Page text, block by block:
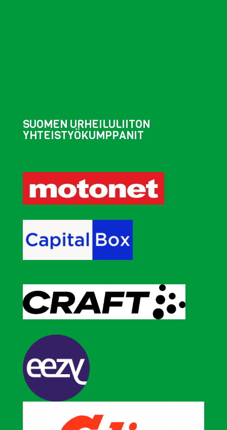
SUOMEN URHEILULIITON
YHTEISTYÖKUMPPANIT